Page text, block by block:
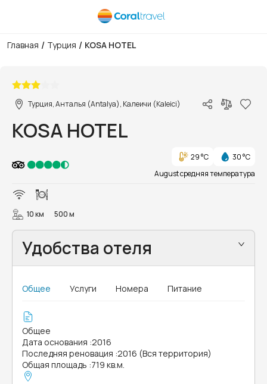
Главная / Турция / KOSA HOTEL
Турция, Анталья (Antalya), Калеичи (Kaleici)
KOSA HOTEL
29 °C
30 °C
August средняя температура
10 км 500 м
Удобства отеля
Общее Услуги Номера Питание
Общее
Дата основания :2016
Последняя реновация :2016 (Вся территория)
Общая площадь :719 кв.м.